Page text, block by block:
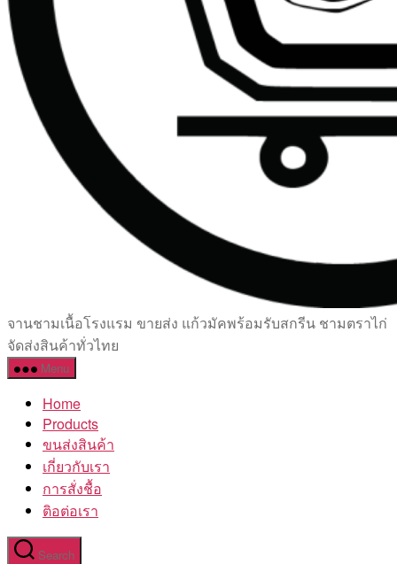
เซรามิค
ครบ
ครัน
โรงงาน
จานชามเนื้อโรงแรม ขายส่ง แก้วมัคพร้อมรับสกรีน ชามตราไก่
จัดส่งสินค้าทั่วไทย
Menu
Home
Products
ขนส่งสินค้า
เกี่ยวกับเรา
การสั่งชื้อ
ติอต่อเรา
Search